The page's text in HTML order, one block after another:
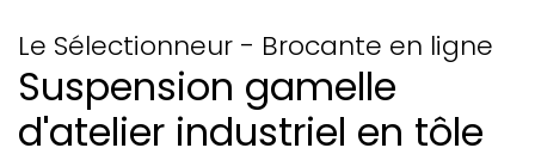
Le Sélectionneur - Brocante en ligne
Suspension gamelle
d'atelier industriel en tôle